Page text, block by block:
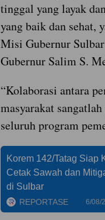
tinggal yang layak
yang baik dan sehat,
Misi Gubernur
Gubernur Salim S.
“Kolaborasi antara
masyarakat
seluruh program
Korem 142/Tatag Siap
Cetak Sawah dan
di Sulbar
REPORTASE 6/08/